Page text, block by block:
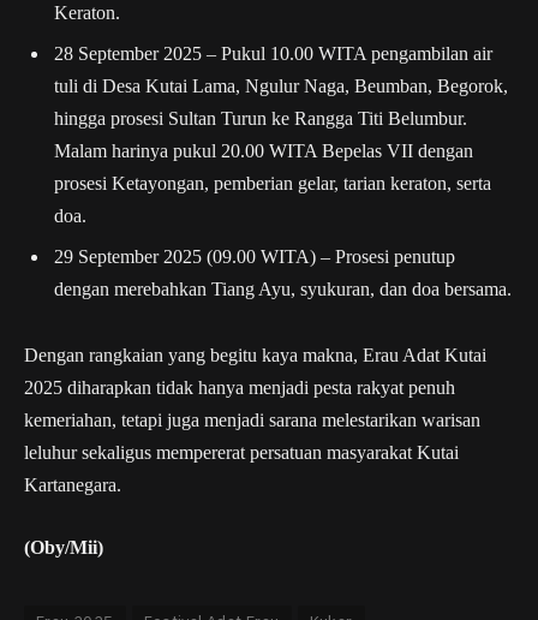
Keraton.
28 September 2025 – Pukul 10.00 WITA pengambilan air
tuli di Desa Kutai Lama, Ngulur Naga, Beumban, Begorok,
hingga prosesi Sultan Turun ke Rangga Titi Belumbur.
Malam harinya pukul 20.00 WITA Bepelas VII dengan
prosesi Ketayongan, pemberian gelar, tarian keraton, serta
doa.
29 September 2025 (09.00 WITA) – Prosesi penutup
dengan merebahkan Tiang Ayu, syukuran, dan doa bersama.
Dengan rangkaian yang begitu kaya makna, Erau Adat Kutai
2025 diharapkan tidak hanya menjadi pesta rakyat penuh
kemeriahan, tetapi juga menjadi sarana melestarikan warisan
leluhur sekaligus mempererat persatuan masyarakat Kutai
Kartanegara.
(Oby/Mii)